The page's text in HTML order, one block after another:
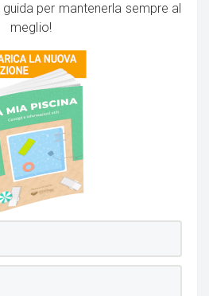
per mantenerla sempre al
meglio!